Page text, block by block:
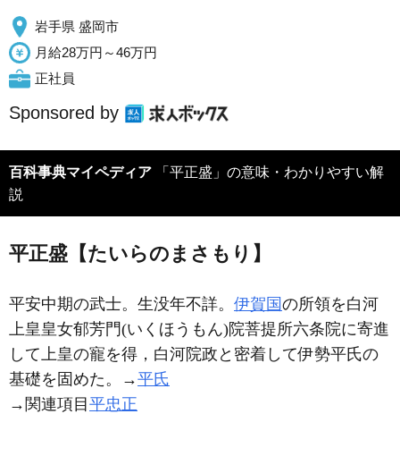
岩手県 盛岡市
月給28万円～46万円
正社員
Sponsored by
百科事典マイペディア
説
平正盛【たいらのまさもり】
平安中期の武士。生没年不詳。 伊賀国の所領を白河
上皇皇女郁芳門(いくほうもん)院菩提所六条院に寄進
して上皇の寵を得，白河院政と密着して伊勢平氏の
基礎を固めた。→平氏
→関連項目 平忠正